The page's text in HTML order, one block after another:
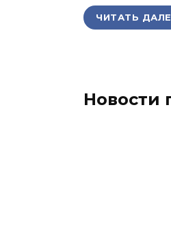
ЧИТАТЬ
Новости